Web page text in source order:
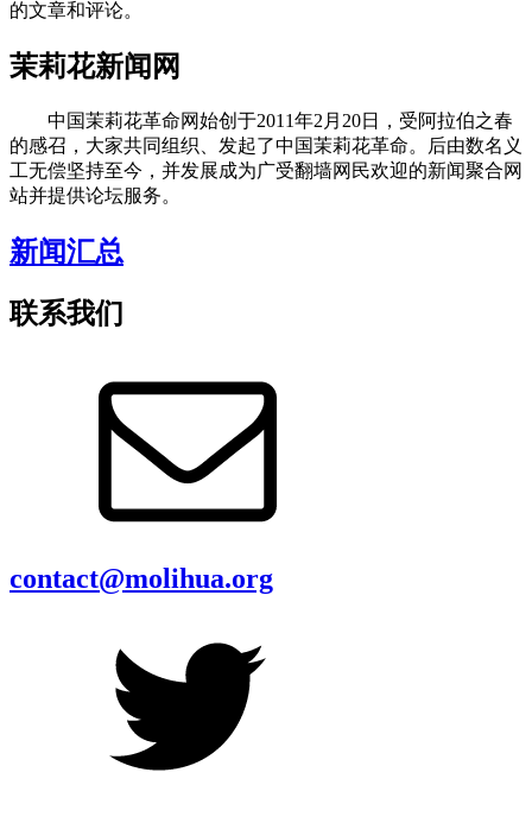
的文章和评论。
茉莉花新闻网
中国茉莉花革命网始创于2011年2月20日，受阿拉伯之春
的感召，大家共同组织、发起了中国茉莉花革命。后由数名义
工无偿坚持至今，并发展成为广受翻墙网民欢迎的新闻聚合网
站并提供论坛服务。
新闻汇总
联系我们
contact@molihua.org